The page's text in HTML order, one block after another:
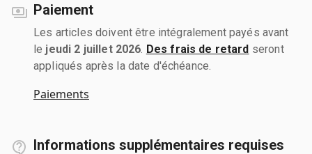
Paiement
Les articles doivent être intégralement payés avant
le jeudi 2 juillet 2026 Des frais de retard seront
appliqués après la date d'échéance.
Paiements
Informations supplémentaires requises